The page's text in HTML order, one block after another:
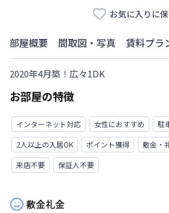
お気に入りに
部屋概要 間取図・写真 賃料プラ
2020年4月築！広々1DK
お部屋の特徴
インターネット対応 女性におすすめ
駐
2人以上の入居OK
ポイント獲得 敷金・
来店不要
保証人不要
敷金礼金